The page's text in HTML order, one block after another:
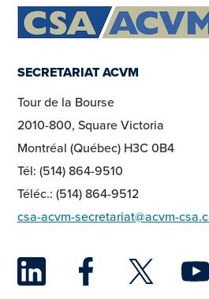
SECRETARIAT ACVM
Tour de la Bourse
2010-800, Square Victoria
Montréal (Québec) H3C 0B4
Tél: (514) 864-9510
Téléc.: (514) 864-9512
csa-acvm-secretariat@acvm-
LinkedIn